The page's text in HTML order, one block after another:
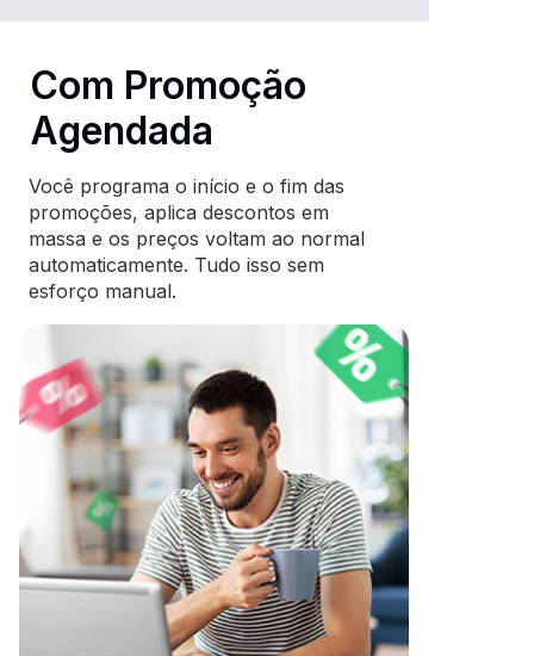
Com Promoção
Agendada
Você programa o início e o fim das
promoções, aplica descontos em
massa e os preços voltam ao normal
automaticamente. Tudo isso sem
esforço manual.